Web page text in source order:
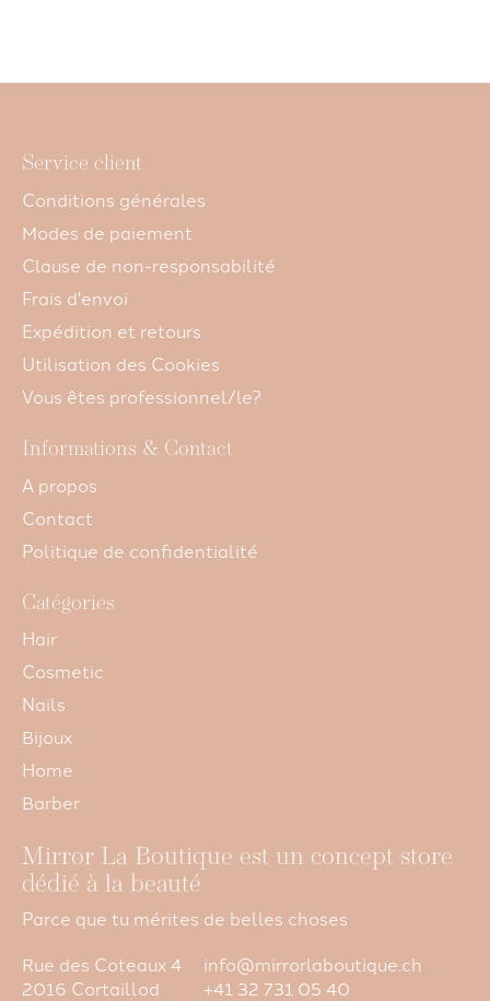
Service client
Conditions générales
Modes de paiement
Clause de non-responsabilité
Frais d'envoi
Expédition et retours
Utilisation des Cookies
Vous êtes professionnel/le?
Informations & Contact
A propos
Contact
Politique de confidentialité
Catégories
Hair
Cosmetic
Nails
Bijoux
Home
Barber
Mirror La Boutique est un concept store
dédié à la beauté
Parce que tu mérites de belles choses
Rue des Coteaux 4
2016 Cortaillod
info@mirrorlaboutique.ch
+41 32 731 05 40